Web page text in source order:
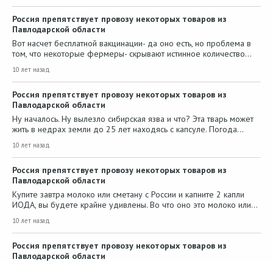
Россия препятствует провозу некоторых товаров из
Павлодарской области
Вот насчет бесплатной вакцинации- да оно есть, но проблема в
том, что некоторые фермеры- скрывают истинное количество…
10 лет назад
Россия препятствует провозу некоторых товаров из
Павлодарской области
Ну началось. Ну вылезло сибирская язва и что? Эта тварь может
жить в недрах земли до 25 лет находясь с капсуле. Погода…
10 лет назад
Россия препятствует провозу некоторых товаров из
Павлодарской области
Купите завтра молоко или сметану с России и капните 2 капли
ИОДА, вы будете крайне удивлены. Во что оно это молоко или…
10 лет назад
Россия препятствует провозу некоторых товаров из
Павлодарской области